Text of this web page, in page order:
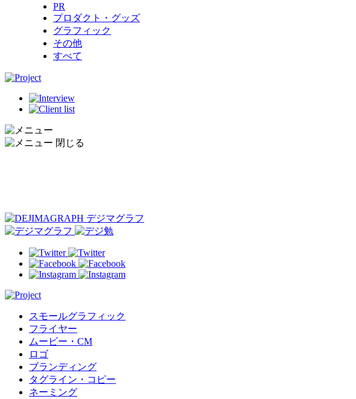
PR
プロダクト・グッズ
グラフィック
その他
すべて
スモールグラフィック
フライヤー
ムービー・CM
ロゴ
ブランディング
タグライン・コピー
ネーミング